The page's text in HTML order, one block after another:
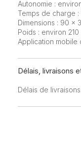
Autonomie :
Temps de charge :
Dimensions : 90 ×
Poids : environ 210
Application mobile
Délais, livraisons
Délais de